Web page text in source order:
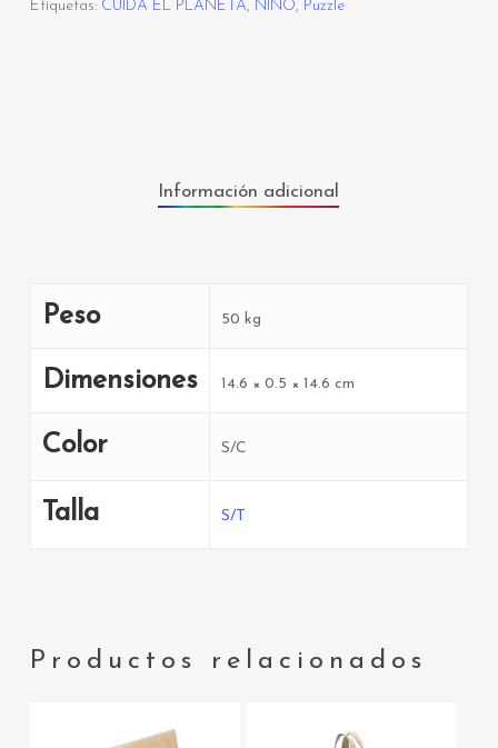
Etiquetas: CUIDA EL PLANETA, NIÑO, Puzzle
Información adicional
Peso 50 kg
Dimensiones 14.6 × 0.5 × 14.6 cm
Color S/C
Talla S/T
Productos relacionados